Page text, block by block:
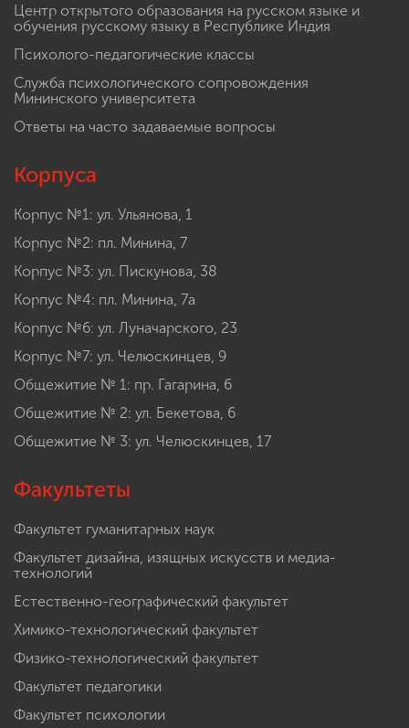
Центр открытого образования на русском языке и
обучения русскому языку в Республике Индия
Психолого-педагогические классы
Служба психологического сопровождения
Мининского университета
Ответы на часто задаваемые вопросы
Корпуса
Корпус №1: ул. Ульянова, 1
Корпус №2: пл. Минина, 7
Корпус №3: ул. Пискунова, 38
Корпус №4: пл. Минина, 7а
Корпус №6: ул. Луначарского, 23
Корпус №7: ул. Челюскинцев, 9
Общежитие № 1: пр. Гагарина, 6
Общежитие № 2: ул. Бекетова, 6
Общежитие № 3: ул. Челюскинцев, 17
Факультеты
Факультет гуманитарных наук
Факультет дизайна, изящных искусств и медиа-
технологий
Естественно-географический факультет
Химико-технологический факультет
Физико-технологический факультет
Факультет педагогики
Факультет психологии